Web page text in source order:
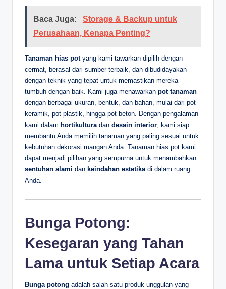
Baca Juga:
Storage & Backup untuk
Perusahaan, Kenapa Penting?
Tanaman hias potyang kami tawarkan dipilih dengan
cermat, berasal dari sumber terbaik, dan dibudidayakan
dengan teknik yang tepat untuk memastikan mereka
tumbuh dengan baik. Kami juga menawarkan pot tanaman
dengan berbagai ukuran, bentuk, dan bahan, mulai dari pot
keramik, pot plastik, hingga pot beton. Dengan pengalaman
kami dalam hortikulturadan desain interior, kami siap
membantu Anda memilih tanaman yang paling sesuai untuk
kebutuhan dekorasi ruangan Anda. Tanaman hias pot kami
dapat menjadi pilihan yang sempurna untuk menambahkan
sentuhan alami dan keindahan estetikadi dalam ruang
Anda.
Bunga Potong:
Kesegaran yang Tahan
Lama untuk Setiap Acara
Bunga potong adalah salah satu produk unggulan yang